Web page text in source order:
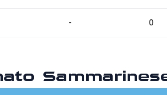
- 0
Sammarinese